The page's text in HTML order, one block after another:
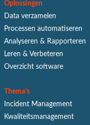
Oplossingen
Data verzamelen
Processen automatiseren
Analyseren & Rapporteren
Leren & Verbeteren
Overzicht software
Thema's
Incident Management
Kwaliteitsmanagement